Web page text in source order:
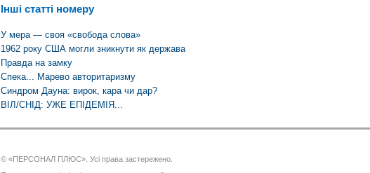
Інші статті номеру
У мера — своя «свобода слова»
1962 року США могли зникнути як держава
Правда на замку
Спека... Марево авторитаризму
Синдром Дауна: вирок, кара чи дар?
ВІЛ/СНІД: УЖЕ ЕПІДЕМІЯ...
© «ПЕРСОНАЛ ПЛЮС». Усі права застережено.